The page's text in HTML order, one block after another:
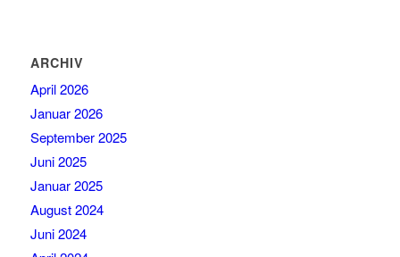
ARCHIV
April 2026
Januar 2026
September 2025
Juni 2025
Januar 2025
August 2024
Juni 2024